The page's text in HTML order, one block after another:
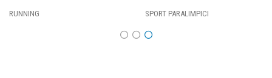
SPORT PARALIMPICI